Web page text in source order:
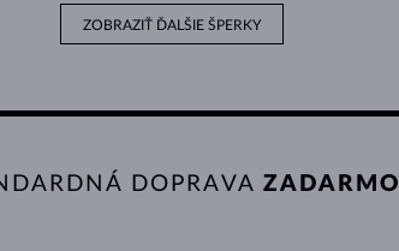
ZOBRAZIŤ ĎALŠIE ŠPERKY
DOPRAVA ZADARMO